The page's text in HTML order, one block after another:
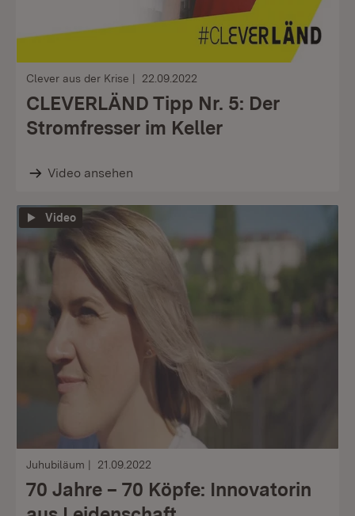
Clever aus der Krise 22.09.2022
CLEVERLÄND Tipp Nr. 5: Der
Stromfresser im Keller
Video ansehen
Video
Juhubiläum 21.09.2022
70 Jahre – 70 Köpfe: Innovatorin